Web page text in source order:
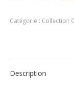
parler
Catégorie : Collection
Description